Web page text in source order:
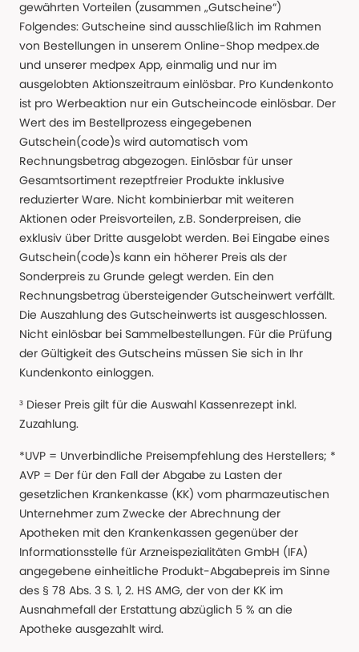
gewährten Vorteilen (zusammen „Gutscheine“)
Folgendes: Gutscheine sind ausschließlich im Rahmen
von Bestellungen in unserem Online-Shop medpex.de
und unserer medpex App, einmalig und nur im
ausgelobten Aktionszeitraum einlösbar. Pro Kundenkonto
ist pro Werbeaktion nur ein Gutscheincode einlösbar. Der
Wert des im Bestellprozess eingegebenen
Gutschein(code)s wird automatisch vom
Rechnungsbetrag abgezogen. Einlösbar für unser
Gesamtsortiment rezeptfreier Produkte inklusive
reduzierter Ware. Nicht kombinierbar mit weiteren
Aktionen oder Preisvorteilen, z.B. Sonderpreisen, die
exklusiv über Dritte ausgelobt werden. Bei Eingabe eines
Gutschein(code)s kann ein höherer Preis als der
Sonderpreis zu Grunde gelegt werden. Ein den
Rechnungsbetrag übersteigender Gutscheinwert verfällt.
Die Auszahlung des Gutscheinwerts ist ausgeschlossen.
Nicht einlösbar bei Sammelbestellungen. Für die Prüfung
der Gültigkeit des Gutscheins müssen Sie sich in Ihr
Kundenkonto einloggen.
³ Dieser Preis gilt für die Auswahl Kassenrezept inkl.
Zuzahlung.
*UVP = Unverbindliche Preisempfehlung des Herstellers; *
AVP = Der für den Fall der Abgabe zu Lasten der
gesetzlichen Krankenkasse (KK) vom pharmazeutischen
Unternehmer zum Zwecke der Abrechnung der
Apotheken mit den Krankenkassen gegenüber der
Informationsstelle für Arzneispezialitäten GmbH (IFA)
angegebene einheitliche Produkt-Abgabepreis im Sinne
des § 78 Abs. 3 S. 1, 2. HS AMG, der von der KK im
Ausnahmefall der Erstattung abzüglich 5 % an die
Apotheke ausgezahlt wird.